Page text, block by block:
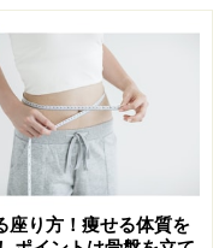
ことです。その、衰
されにくく、痩せに
の連鎖はどこまでも
座り方！痩せる体質を